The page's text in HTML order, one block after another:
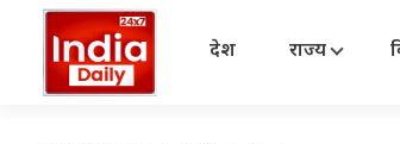
देश राज्य